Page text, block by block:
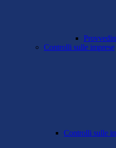
Controlli sulle imprese
Controlli sulle